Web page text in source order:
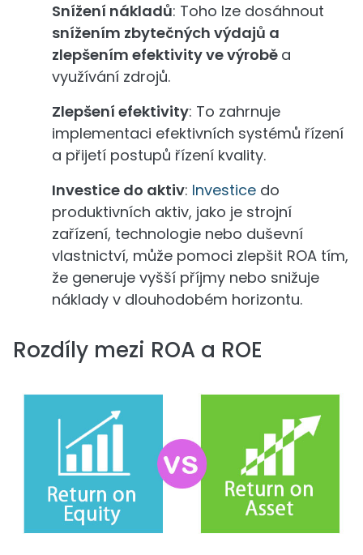
Snížení nákladů: Toho lze dosáhnout
snížením zbytečných výdajů a
zlepšením efektivity ve výrobě a
využívání zdrojů.
Zlepšení efektivity: To zahrnuje
implementaci efektivních systémů řízení
a přijetí postupů řízení kvality.
Investice do aktiv: Investice do
produktivních aktiv, jako je strojní
zařízení, technologie nebo duševní
vlastnictví, může pomoci zlepšit ROA tím,
že generuje vyšší příjmy nebo snižuje
náklady v dlouhodobém horizontu.
Rozdíly mezi ROA a ROE